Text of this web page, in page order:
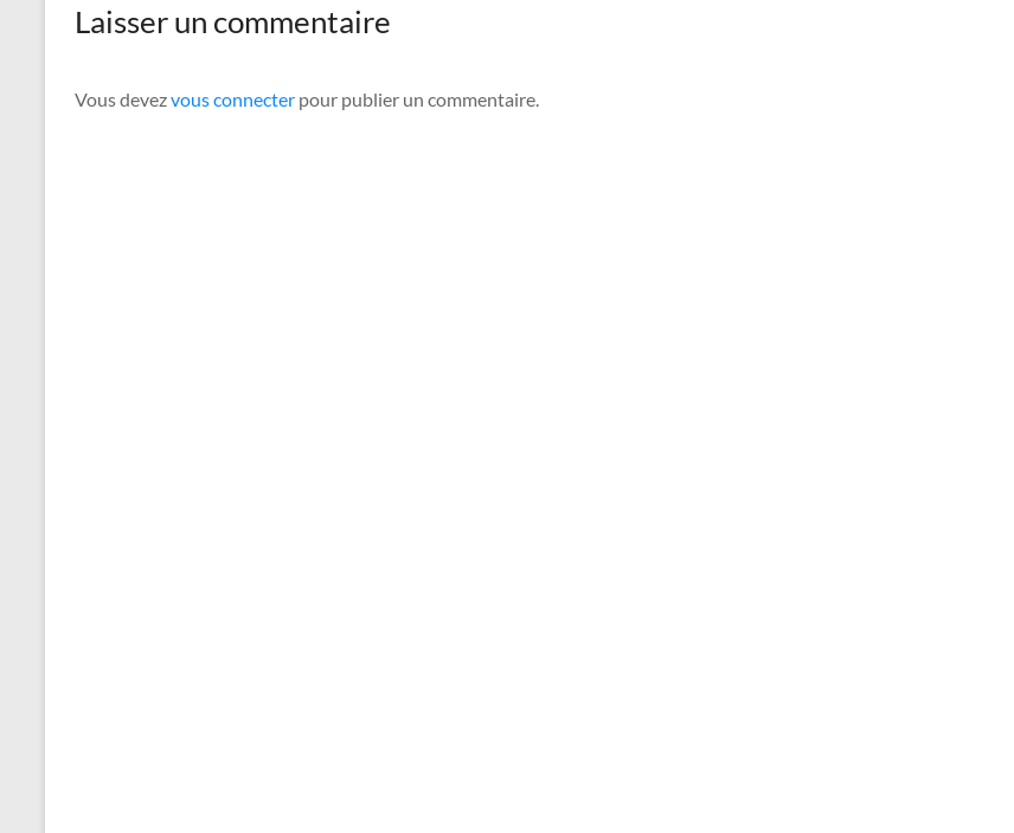
Laisser un commentaire
Vous devezvous connecter pour publier un commentaire.